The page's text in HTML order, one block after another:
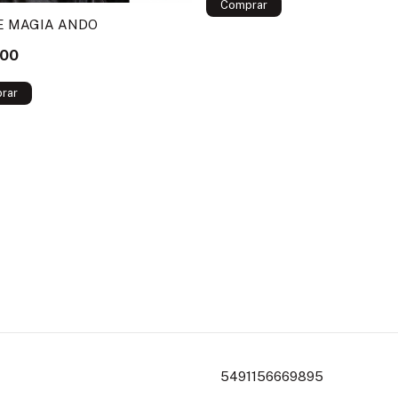
MAGIA ANDO
5491156669895